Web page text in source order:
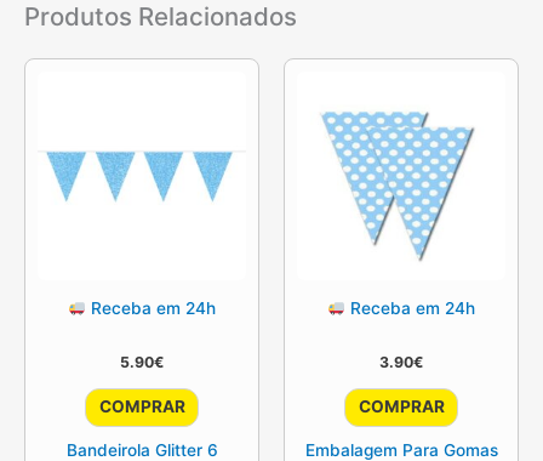
Produtos Relacionados
Receba em 24h
5.90€
COMPRAR
Bandeirola Glitter 6
Receba em 24h
3.90€
COMPRAR
Embalagem Para Gomas